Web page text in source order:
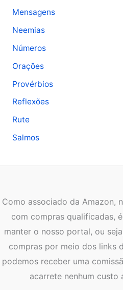
Mensagens
Neemias
Números
Orações
Provérbios
Reflexões
Rute
Salmos
Como associado da Amazon,
com compras qualificadas,
manter o nosso portal, ou
compras por meio dos links
podemos receber uma
acarrete nenhum custo